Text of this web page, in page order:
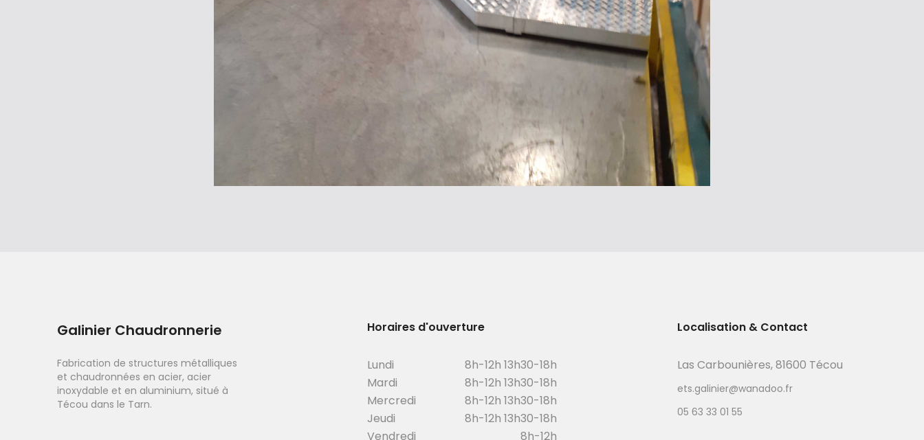
Galinier Chaudronnerie
Fabrication de structures métalliques
et chaudronnées en acier, acier
inoxydable et en aluminium, situé à
Técou dans le Tarn.
Horaires d'ouverture
Lundi
8h-12h 13h30-18h
Mardi
8h-12h 13h30-18h
Mercredi
8h-12h 13h30-18h
Jeudi
8h-12h 13h30-18h
Vendredi
8h-12h
Localisation & Contact
Las Carbounières, 81600 Técou
ets.galinier@wanadoo.fr
05 63 33 01 55